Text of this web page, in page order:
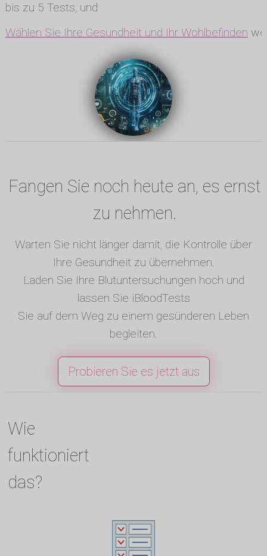
bis zu 5 Tests, und
Wählen Sie Ihre Gesundheit und Ihr Wohlbefinden
Fangen Sie noch heute an, es ernst
zu nehmen.
Warten Sie nicht länger damit, die Kontrolle über
Ihre Gesundheit zu übernehmen.
Laden Sie Ihre Blutuntersuchungen hoch und
lassen Sie iBloodTests
Sie auf dem Weg zu einem gesünderen Leben
begleiten.
Probieren Sie es jetzt aus
Wie
funktioniert
das?